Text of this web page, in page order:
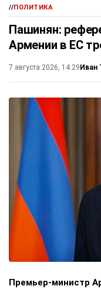
//ПОЛИТИКА
Пашинян:
Армении в ЕС
7 августа 2026, 14:29Иван
Премьер-министр